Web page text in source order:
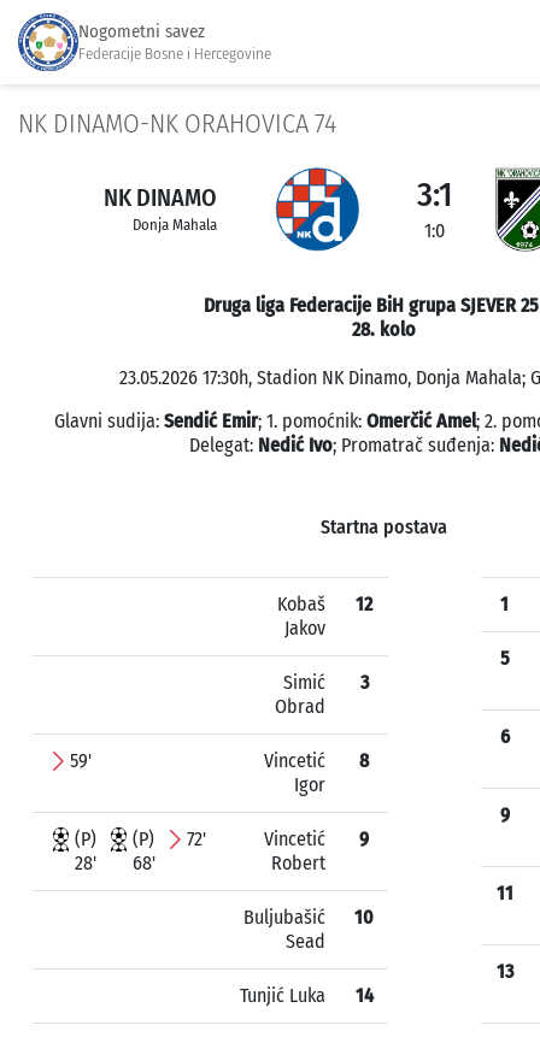
Nogometni savez
Federacije Bosne i Hercegovine
NK DINAMO-NK ORAHOVICA 74
NK DINAMO
Donja Mahala
3:1
1:0
Druga liga Federacije BiH grupa SJEVER
28. kolo
23.05.2026 17:30h, Stadion NK Dinamo, Donja Mahala;
Glavni sudija: Sendić Emir; 1. pomoćnik: Omerčić Amel; 2.
Delegat: Nedić Ivo; Promatrač suđenja:
Startna postava
Kobaš
Jakov
12
Simić
Obrad
3
59'
Vincetić
Igor
8
(P)
28'
(P)
68'
72'
Vincetić
Robert
9
Buljubašić
Sead
10
Tunjić Luka 14
1
5
6
9
11
13